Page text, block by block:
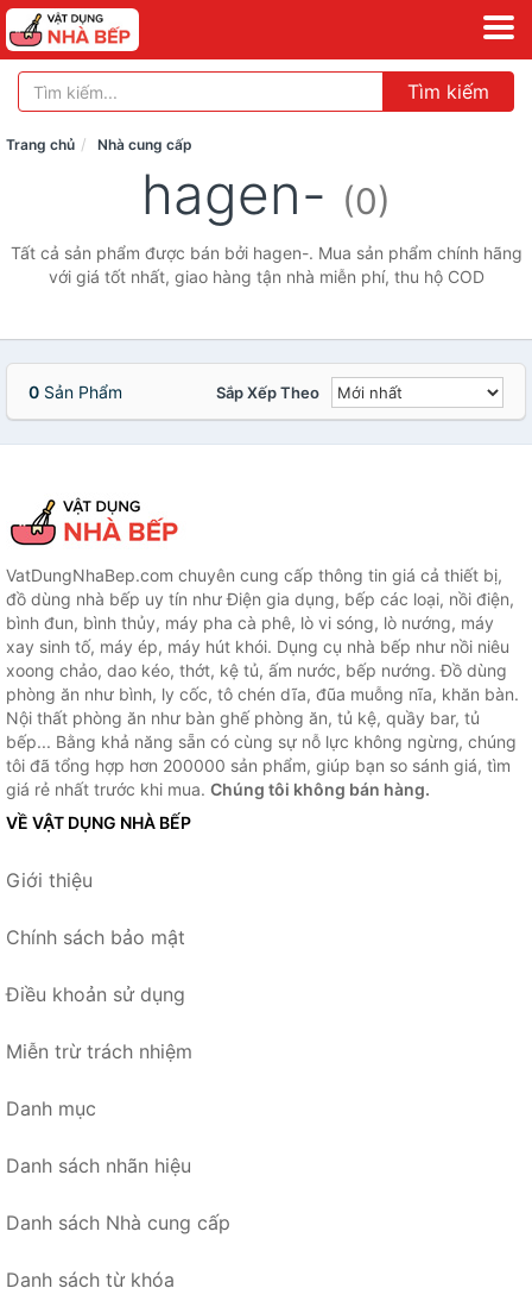
Tìm kiếm
Trang chủ Nhà cung cấp
hagen- (0)
Tất cả sản phẩm được bán bởi hagen-. Mua sản phẩm chính hãng
với giá tốt nhất, giao hàng tận nhà miễn phí, thu hộ COD
0 Sản Phẩm Sắp Xếp Theo
VatDungNhaBep.com chuyên cung cấp thông tin giá cả thiết bị,
đồ dùng nhà bếp uy tín như Điện gia dụng, bếp các loại, nồi điện,
bình đun, bình thủy, máy pha cà phê, lò vi sóng, lò nướng, máy
xay sinh tố, máy ép, máy hút khói. Dụng cụ nhà bếp như nồi niêu
xoong chảo, dao kéo, thớt, kệ tủ, ấm nước, bếp nướng. Đồ dùng
phòng ăn như bình, ly cốc, tô chén dĩa, đũa muỗng nĩa, khăn bàn.
Nội thất phòng ăn như bàn ghế phòng ăn, tủ kệ, quầy bar, tủ
bếp... Bằng khả năng sẵn có cùng sự nỗ lực không ngừng, chúng
tôi đã tổng hợp hơn 200000 sản phẩm, giúp bạn so sánh giá, tìm
giá rẻ nhất trước khi mua. Chúng tôi không bán hàng.
VỀ VẬT DỤNG NHÀ BẾP
Giới thiệu
Chính sách bảo mật
Điều khoản sử dụng
Miễn trừ trách nhiệm
Danh mục
Danh sách nhãn hiệu
Danh sách Nhà cung cấp
Danh sách từ khóa